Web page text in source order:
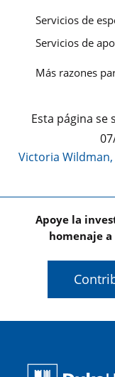
Servicios de
Servicios de
Más razones
Esta página se
Victoria Wildman,
Apoye la
homenaje